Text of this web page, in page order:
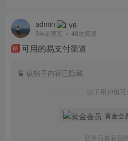
admin
3年前更新 48次阅读
精 可用的易支付渠道
该帖子内容已隐藏
以下用户组可
黄金会
登录后查看我